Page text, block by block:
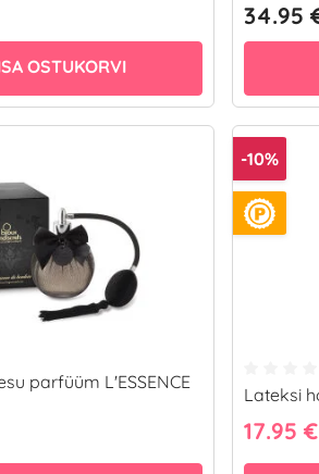
OSTUKORVI
34.95
parfüüm L'ESSENCE
-10%
Lateksi
17.95 €